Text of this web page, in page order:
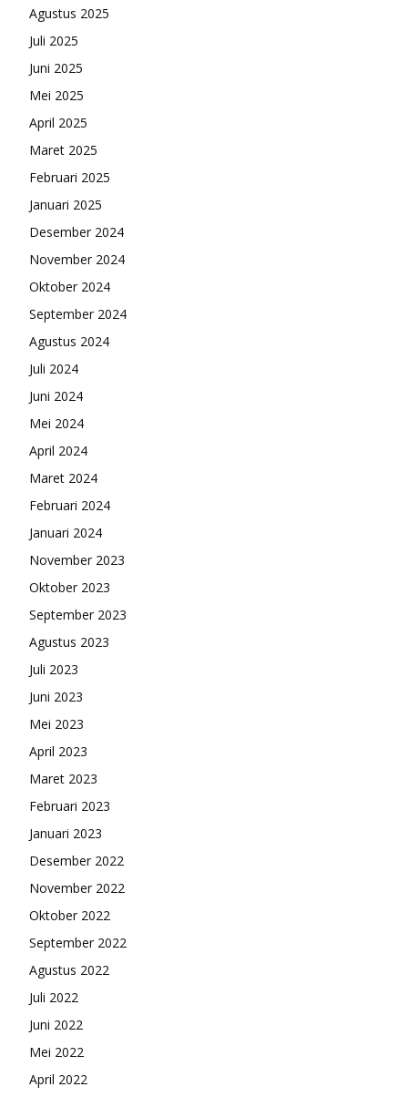
Agustus 2025
Juli 2025
Juni 2025
Mei 2025
April 2025
Maret 2025
Februari 2025
Januari 2025
Desember 2024
November 2024
Oktober 2024
September 2024
Agustus 2024
Juli 2024
Juni 2024
Mei 2024
April 2024
Maret 2024
Februari 2024
Januari 2024
November 2023
Oktober 2023
September 2023
Agustus 2023
Juli 2023
Juni 2023
Mei 2023
April 2023
Maret 2023
Februari 2023
Januari 2023
Desember 2022
November 2022
Oktober 2022
September 2022
Agustus 2022
Juli 2022
Juni 2022
Mei 2022
April 2022